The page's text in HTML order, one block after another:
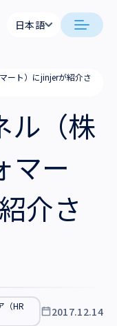
日本語
日本語
ート）にjinjerが紹介さ
ル（株
マー
介さ
（HR
2017.12.14